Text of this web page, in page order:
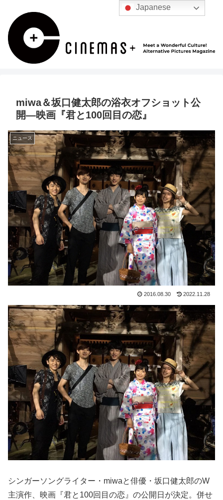
miwa＆坂口健太郎の浴衣オフショット公
開―映画『君と100回目の恋』
ニュース
2016.08.30 2022.11.28
シンガーソングライター・miwaと俳優・坂口健太郎のW
主演作、映画『君と100回目の恋』の公開日が決定。併せ
Japanese